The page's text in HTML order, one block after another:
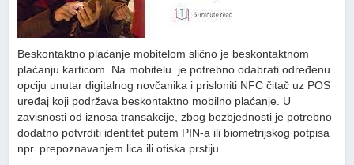
Beskontaktno plaćanje mobitelom slično je beskontaktnom
plaćanju karticom. Na mobitelu je potrebno odabrati određenu
opciju unutar digitalnog novčanika i prisloniti NFC čitač uz POS
uređaj koji podržava beskontaktno mobilno plaćanje. U
zavisnosti od iznosa transakcije, zbog bezbjednosti je potrebno
dodatno potvrditi identitet putem PIN-a ili biometrijskog potpisa
npr. prepoznavanjem lica ili otiska prstiju.